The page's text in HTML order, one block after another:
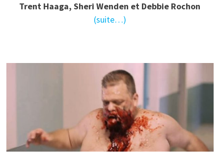
Trent Haaga, Sheri Wenden et Debbie Rochon
(suite…)